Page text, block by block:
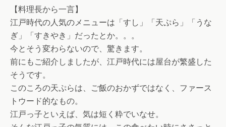
【料理長から一言】
江戸時代の人気のメニューは「すし」「天ぷら」「うな
ぎ」「すきやき」だったとか。。。
今とそう変わらないので、驚きます。
前にもご紹介しましたが、江戸時代には屋台が繁盛した
そうです。
このころの天ぷらは、ご飯のおかずではなく、ファース
トウード的なもの。
江戸っ子といえば、気は短く粋でいなせ。